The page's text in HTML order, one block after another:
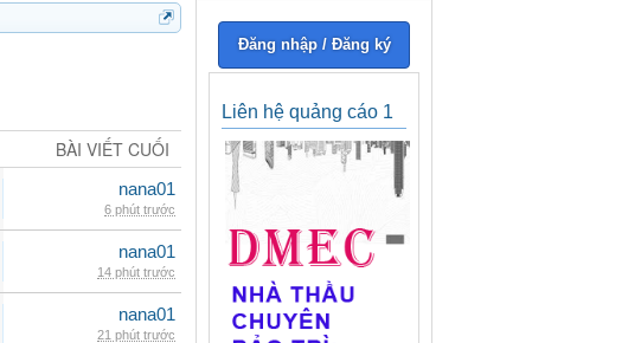
BÀI VIẾT CUỐI
nana01
6 phút trước
nana01
14 phút trước
nana01
21 phút trước
Đăng nhập / Đăng ký
Liên hệ quảng cáo 1